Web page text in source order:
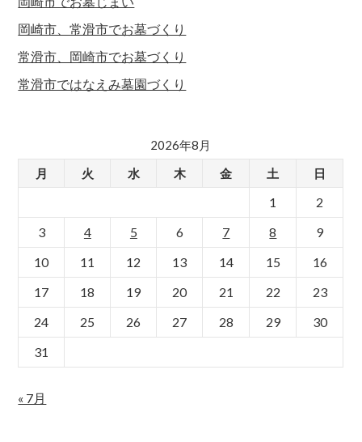
岡崎市、常滑市でお墓づくり
常滑市、岡崎市でお墓づくり
常滑市ではなえみ墓園づくり
2026年8月
月
火 水 木 金 土 日
1
2
3
4 5 6 7 8
9
10
11 12 13 14 15
16
17
18 19 20 21 22
23
24
25 26 27 28 29
30
31
« 7月